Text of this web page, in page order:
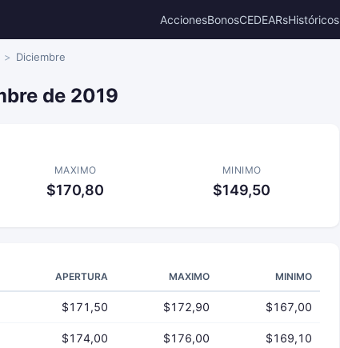
AccionesBonosCEDEARsHistóricos
Diciembre
de 2019
MAXIMO
$170,80
MINIMO
$149,50
APERTURA MAXIMO MINIMO
$171,50 $172,90 $167,00
$174,00 $176,00 $169,10